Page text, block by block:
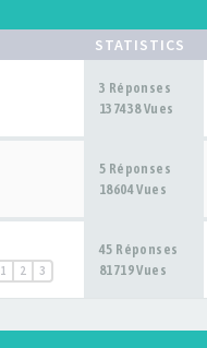
STATISTICS
3 Réponses
137438 Vues
5 Réponses
18604 Vues
1 2 3
45 Réponses
81719 Vues